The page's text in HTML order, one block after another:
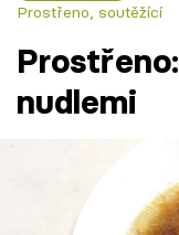
Česká kuchyně
Prostřeno, soutěžící
nudlemi